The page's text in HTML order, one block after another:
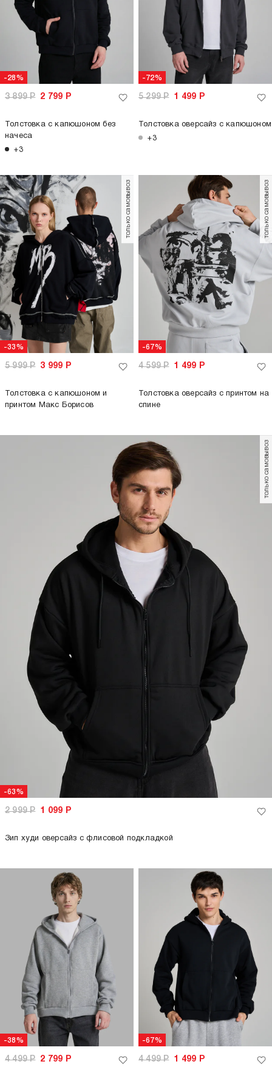
-28%
3 899Р 2 799 Р
Толстовка с капюшоном без
начеса
+3
-72%
5 299Р 1 499 Р
Толстовка оверсайз с капюшоном
+3
-33%
только самовывоз
5 999Р 3 999 Р
Толстовка с капюшоном и
принтом Макс Борисов
-67%
только самовывоз
4 599Р 1 499 Р
Толстовка оверсайз с принтом на
спине
-63%
только самовывоз
2 999Р 1 099 Р
Зип худи оверсайз с флисовой подкладкой
-38%
4 499Р 2 799 Р
-67%
4 499Р 1 499 Р